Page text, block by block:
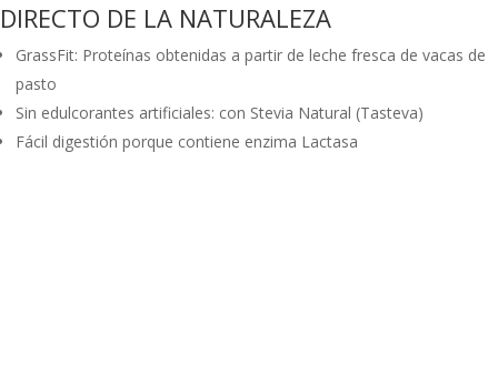
DIRECTO DE LA NATURALEZA
GrassFit: Proteínas obtenidas a partir de leche fresca de vacas de
pasto
Sin edulcorantes artificiales: con Stevia Natural (Tasteva)
Fácil digestión porque contiene enzima Lactasa